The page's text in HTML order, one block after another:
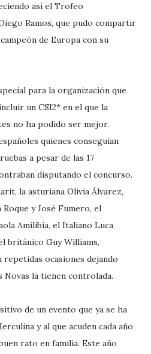
así el Trofeo
Ramos, que pudo compartir
de Europa con su
para la organización que
un CSI2* en el que la
no ha podido ser mejor.
quienes conseguían
a pesar de las 17
disputando el concurso.
la asturiana Olivia Álvarez,
y José Fumero, el
Amilibia, el Italiano Luca
británico Guy Williams,
ocasiones dejando
Novas la tienen controlada.
de un evento que ya se ha
y al que acuden cada año
rato en familia. Este año